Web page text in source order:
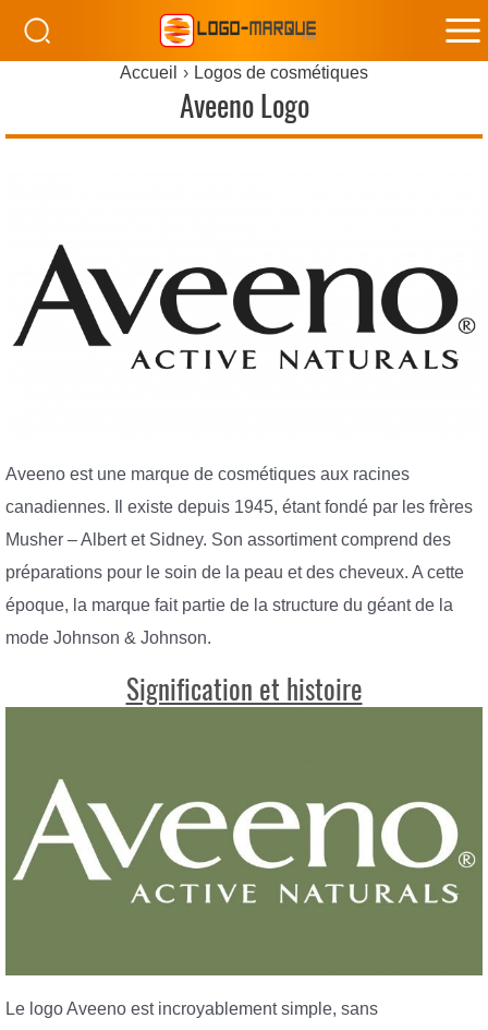
Accueil Logos de cosmétiques
Aveeno Logo
Aveeno est une marque de cosmétiques aux racines
canadiennes. Il existe depuis 1945, étant fondé par les frères
Musher – Albert et Sidney. Son assortiment comprend des
préparations pour le soin de la peau et des cheveux. A cette
époque, la marque fait partie de la structure du géant de la
mode Johnson & Johnson.
Signification et histoire
Le logo Aveeno est incroyablement simple, sans